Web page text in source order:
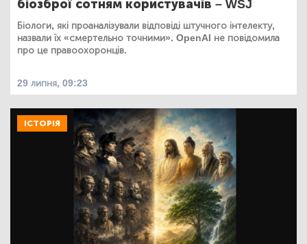
біозброї сотням користувачів – WSJ
Біологи, які проаналізували відповіді штучного інтелекту,
назвали їх «смертельно точними». OpenAI не повідомила
про це правоохоронців.
29 липня, 09:23
ІСТОРІЯ